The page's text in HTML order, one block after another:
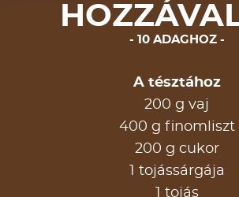
10 ADAGHOZ
A tésztához
200 g vaj
400 g finomliszt
200 g cukor
1 tojássárgája
1 tojás